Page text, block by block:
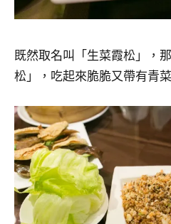
既然取名叫「生菜霞松」，
松」，吃起來脆脆又帶有青